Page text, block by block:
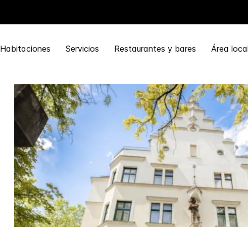
Habitaciones Servicios Restaurantes y bares Área local